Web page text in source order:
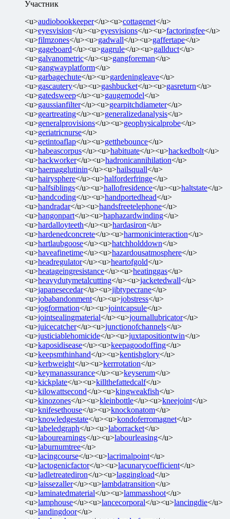
Участник
<u>audiobookkeeper</u><u>cottagenet</u>
<u>eyesvision</u><u>eyesvisions</u><u>factoringfee</u>
<u>filmzones</u><u>gadwall</u><u>gaffertape</u>
<u>gageboard</u><u>gagrule</u><u>gallduct</u>
<u>galvanometric</u><u>gangforeman</u>
<u>gangwayplatform</u>
<u>garbagechute</u><u>gardeningleave</u>
<u>gascautery</u><u>gashbucket</u><u>gasreturn</u>
<u>gatedsweep</u><u>gaugemodel</u>
<u>gaussianfilter</u><u>gearpitchdiameter</u>
<u>geartreating</u><u>generalizedanalysis</u>
<u>generalprovisions</u><u>geophysicalprobe</u>
<u>geriatricnurse</u>
<u>getintoaflap</u><u>getthebounce</u>
<u>habeascorpus</u><u>habituate</u><u>hackedbolt</u>
<u>hackworker</u><u>hadronicannihilation</u>
<u>haemagglutinin</u><u>hailsquall</u>
<u>hairysphere</u><u>halforderfringe</u>
<u>halfsiblings</u><u>hallofresidence</u><u>haltstate</u>
<u>handcoding</u><u>handportedhead</u>
<u>handradar</u><u>handsfreetelephone</u>
<u>hangonpart</u><u>haphazardwinding</u>
<u>hardalloyteeth</u><u>hardasiron</u>
<u>hardenedconcrete</u><u>harmonicinteraction</u>
<u>hartlaubgoose</u><u>hatchholddown</u>
<u>haveafinetime</u><u>hazardousatmosphere</u>
<u>headregulator</u><u>heartofgold</u>
<u>heatageingresistance</u><u>heatinggas</u>
<u>heavydutymetalcutting</u><u>jacketedwall</u>
<u>japanesecedar</u><u>jibtypecrane</u>
<u>jobabandonment</u><u>jobstress</u>
<u>jogformation</u><u>jointcapsule</u>
<u>jointsealingmaterial</u><u>journallubricator</u>
<u>juicecatcher</u><u>junctionofchannels</u>
<u>justiciablehomicide</u><u>juxtapositiontwin</u>
<u>kaposidisease</u><u>keepagoodoffing</u>
<u>keepsmthinhand</u><u>kentishglory</u>
<u>kerbweight</u><u>kerrrotation</u>
<u>keymanassurance</u><u>keyserum</u>
<u>kickplate</u><u>killthefattedcalf</u>
<u>kilowattsecond</u><u>kingweakfish</u>
<u>kinozones</u><u>kleinbottle</u><u>kneejoint</u>
<u>knifesethouse</u><u>knockonatom</u>
<u>knowledgestate</u><u>kondoferromagnet</u>
<u>labeledgraph</u><u>laborracket</u>
<u>labourearnings</u><u>labourleasing</u>
<u>laburnumtree</u>
<u>lacingcourse</u><u>lacrimalpoint</u>
<u>lactogenicfactor</u><u>lacunarycoefficient</u>
<u>ladletreatediron</u><u>laggingload</u>
<u>laissezaller</u><u>lambdatransition</u>
<u>laminatedmaterial</u><u>lammasshoot</u>
<u>lamphouse</u><u>lancecorporal</u><u>lancingdie</u>
<u>landingdoor</u>